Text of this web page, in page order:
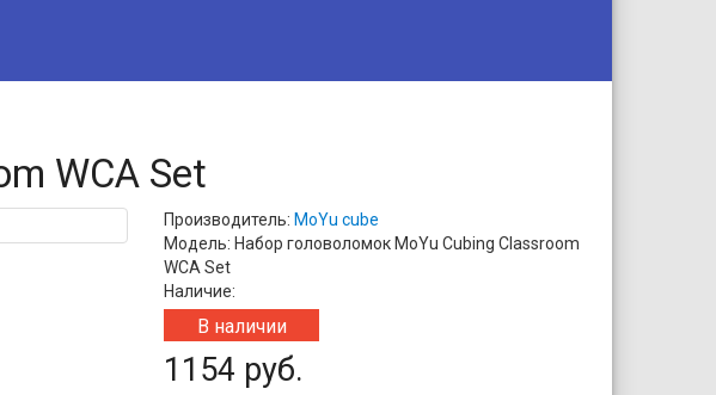
WCA Set
Производитель: MoYu cube
Модель: Набор головоломок MoYu Cubing Classroom
WCA Set
Наличие:
В наличии
1154 руб.